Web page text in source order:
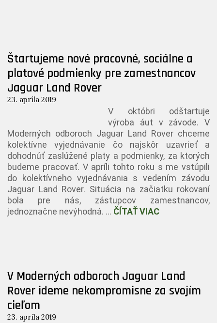
Štartujeme nové pracovné, sociálne a
platové podmienky pre zamestnancov
Jaguar Land Rover
23. apríla 2019
V októbri odštartuje
výroba áut v závode. V
Moderných odboroch Jaguar Land Rover chceme
kolektívne vyjednávanie čo najskôr uzavrieť a
dohodnúť zaslúžené platy a podmienky, za ktorých
budeme pracovať. V apríli tohto roku s me vstúpili
do kolektívneho vyjednávania s vedením závodu
Jaguar Land Rover. Situácia na začiatku rokovaní
bola pre nás, zástupcov zamestnancov,
jednoznačne nevýhodná. … ČÍTAŤ VIAC
V Moderných odboroch Jaguar Land
Rover ideme nekompromisne za svojím
cieľom
23. apríla 2019